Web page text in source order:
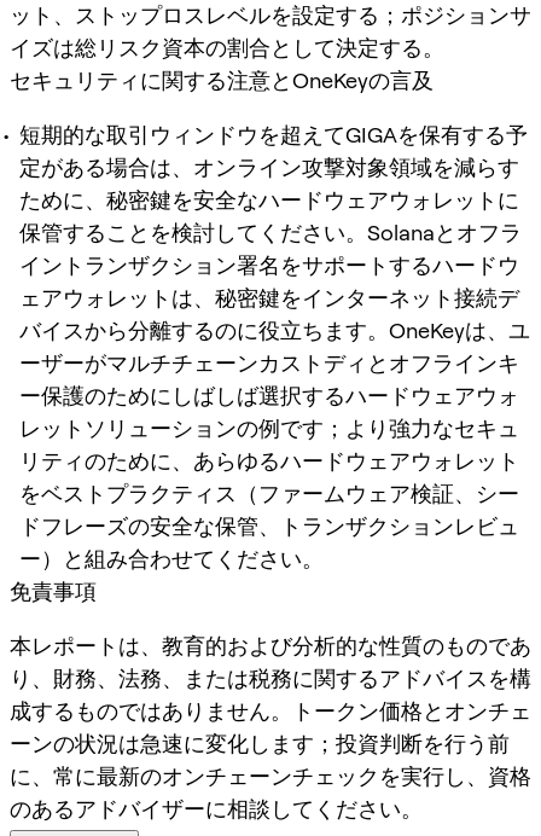
ット、ストップロスレベルを設定する；ポジションサ
イズは総リスク資本の割合として決定する。
セキュリティに関する注意とOneKeyの言及
短期的な取引ウィンドウを超えてGIGAを保有する予
定がある場合は、オンライン攻撃対象領域を減らす
ために、秘密鍵を安全なハードウェアウォレットに
保管することを検討してください。Solanaとオフラ
イントランザクション署名をサポートするハードウ
ェアウォレットは、秘密鍵をインターネット接続デ
バイスから分離するのに役立ちます。OneKeyは、ユ
ーザーがマルチチェーンカストディとオフラインキ
ー保護のためにしばしば選択するハードウェアウォ
レットソリューションの例です；より強力なセキュ
リティのために、あらゆるハードウェアウォレット
をベストプラクティス（ファームウェア検証、シー
ドフレーズの安全な保管、トランザクションレビュ
ー）と組み合わせてください。
免責事項
本レポートは、教育的および分析的な性質のものであ
り、財務、法務、または税務に関するアドバイスを構
成するものではありません。トークン価格とオンチェ
ーンの状況は急速に変化します；投資判断を行う前
に、常に最新のオンチェーンチェックを実行し、資格
のあるアドバイザーに相談してください。